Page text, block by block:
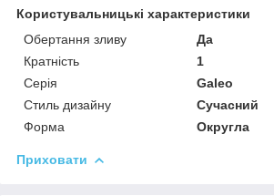
Користувальницькі характеристики
Обертання зливу
Да
Кратність
1
Серія
Galeo
Стиль дизайну
Сучасний
Форма
Округла
Приховати